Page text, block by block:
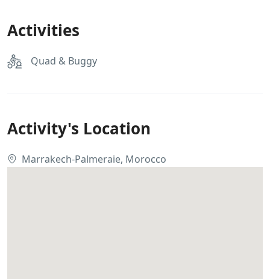
Activities
Quad & Buggy
Activity's Location
Marrakech-Palmeraie, Morocco